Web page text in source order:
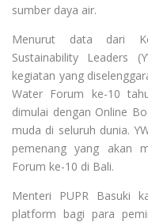
sumber daya air.
Menurut data dari
Sustainability Leaders
kegiatan yang
Water Forum ke-10
dimulai dengan Online
muda di seluruh dunia.
pemenang yang akan
Forum ke-10 di Bali.
Menteri PUPR Basuki
platform bagi para